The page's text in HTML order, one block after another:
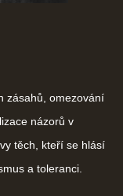
zásahů, omezování
názorů v
těch, kteří se hlásí
a toleranci.